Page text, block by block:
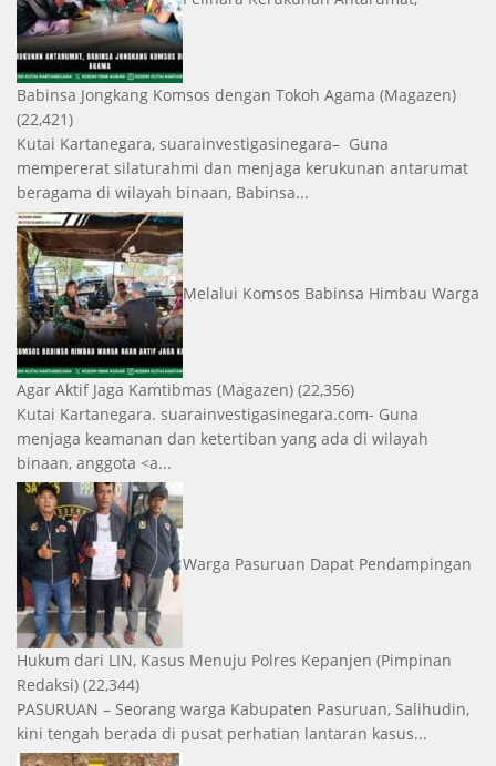
Babinsa Jongkang Komsos dengan Tokoh Agama (Magazen)
(22,421)
Kutai Kartanegara, suarainvestigasinegara– Guna
mempererat silaturahmi dan menjaga kerukunan antarumat
beragama di wilayah binaan, Babinsa...
Melalui Komsos Babinsa Himbau Warga
Agar Aktif Jaga Kamtibmas (Magazen) (22,356)
Kutai Kartanegara. suarainvestigasinegara.com- Guna
menjaga keamanan dan ketertiban yang ada di wilayah
binaan, anggota <a...
Warga Pasuruan Dapat Pendampingan
Hukum dari LIN, Kasus Menuju Polres Kepanjen (Pimpinan
Redaksi) (22,344)
PASURUAN – Seorang warga Kabupaten Pasuruan, Salihudin,
kini tengah berada di pusat perhatian lantaran kasus...